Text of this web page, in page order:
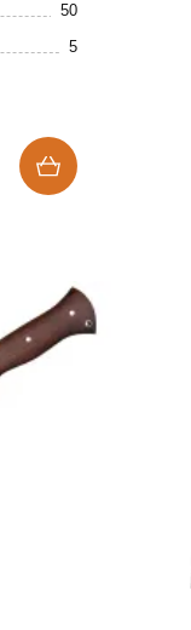
50
5